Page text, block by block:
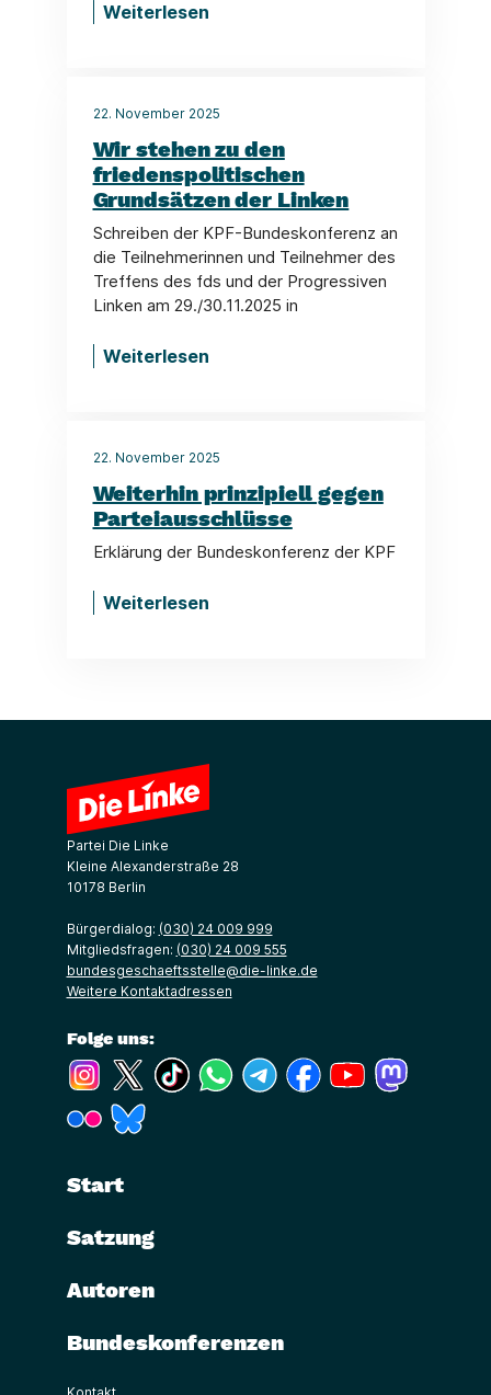
Weiterlesen
22. November 2025
Wir stehen zu den
friedenspolitischen
Grundsätzen der Linken
Schreiben der KPF-Bundeskonferenz an
die Teilnehmerinnen und Teilnehmer des
Treffens des fds und der Progressiven
Linken am 29./30.11.2025 in
Weiterlesen
22. November 2025
Weiterhin prinzipiell gegen
Parteiausschlüsse
Erklärung der Bundeskonferenz der KPF
Weiterlesen
Partei Die Linke
Kleine Alexanderstraße 28
10178 Berlin
Bürgerdialog: (030) 24 009 999
Mitgliedsfragen: (030) 24 009 555
bundesgeschaeftsstelle@die-linke.de
Weitere Kontaktadressen
Folge uns:
(Link öffnet ein neues Fenster)
(Link öffnet ein neues Fenster)
(Link öffnet ein neues Fenster)
(Link öffnet ein neues Fenster)
(Link öffnet ein neues Fenster)
(Link öffnet ein neues
(Link öffnet ein
(Link öffnet ein neues Fenster)
Start
Satzung
Autoren
Bundeskonferenzen